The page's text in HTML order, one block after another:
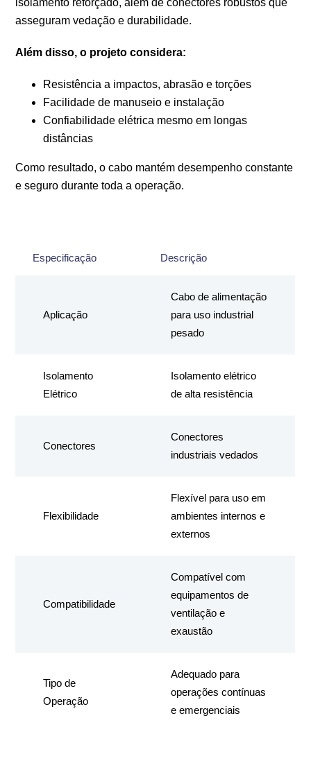
isolamento reforçado, além de conectores robustos que
asseguram vedação e durabilidade.
Além disso, o projeto considera:
Resistência a impactos, abrasão e torções
Facilidade de manuseio e instalação
Confiabilidade elétrica mesmo em longas
distâncias
Como resultado, o cabo mantém desempenho constante
e seguro durante toda a operação.
Especificação Descrição
Aplicação
Cabo de alimentação
para uso industrial
pesado
Isolamento
Elétrico
Isolamento elétrico
de alta resistência
Conectores
Conectores
industriais vedados
Flexibilidade
Flexível para uso em
ambientes internos e
externos
Compatibilidade
Compatível com
equipamentos de
ventilação e
exaustão
Tipo de
Operação
Adequado para
operações contínuas
e emergenciais